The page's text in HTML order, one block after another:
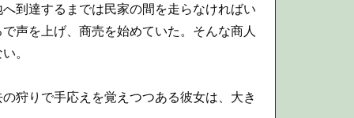
到達するまでは民家の間を走らなければい
声を上げ、商売を始めていた。そんな商人
。
狩りで手応えを覚えつつある彼女は、大き